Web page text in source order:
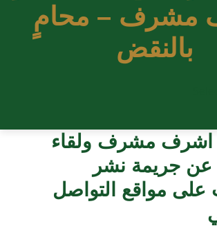
مشرف – محامٍ
بالنقض
اشرف مشرف ولقاء
عن جريمة نشر
على مواقع التواصل